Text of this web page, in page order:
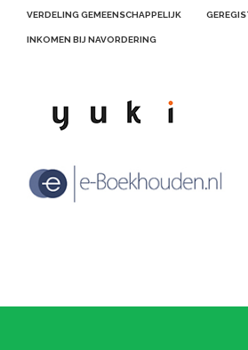
navigation
VERDELING GEMEENSCHAPPELIJK
INKOMEN BIJ NAVORDERING